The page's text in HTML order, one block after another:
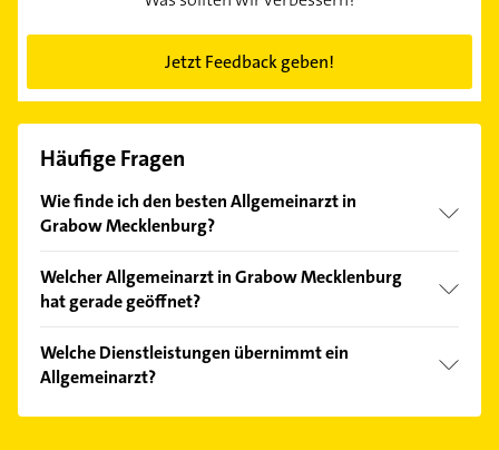
Jetzt Feedback geben!
Häufige Fragen
Wie finde ich den besten Allgemeinarzt in
Grabow Mecklenburg?
Kundenmeinungen und profitieren Sie von den
Empfehlungen. Die Suchergebnisse können Sie sich
Welcher Allgemeinarzt in Grabow Mecklenburg
hat gerade geöffnet?
Bitte beachten Sie, dass diese an Sonn- und
Feiertagen abweichen können.
Welche Dienstleistungen übernimmt ein
Allgemeinarzt?
Folgende Leistungen werden angeboten: Blutbild,